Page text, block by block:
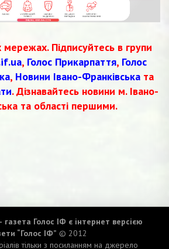
мережах. Підписуйтесь в групи
, Голос Прикарпаття, Голос
, Новини Івано-Франківськата
. Дізнавайтесь новини м. Івано-
та області першими.
Голос ІФ є інтернет версією
“Голос ІФ” © 2012
тільки з посиланням на джерело